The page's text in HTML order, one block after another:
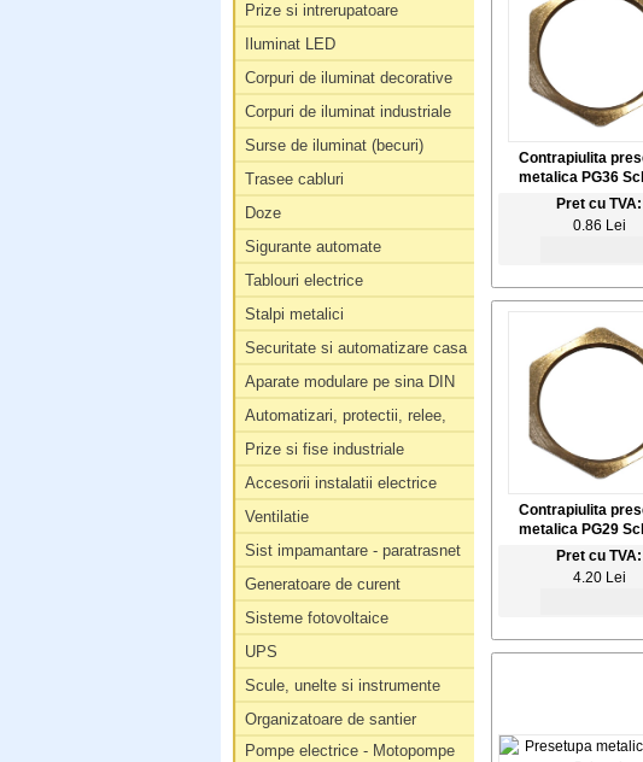
Prize si intrerupatoare
Iluminat LED
Corpuri de iluminat decorative
Corpuri de iluminat industriale
Surse de iluminat (becuri)
Trasee cabluri
Doze
Sigurante automate
Tablouri electrice
Stalpi metalici
Securitate si automatizare casa
Aparate modulare pe sina DIN
Automatizari, protectii, relee,
Prize si fise industriale
Accesorii instalatii electrice
Ventilatie
Sist impamantare - paratrasnet
Generatoare de curent
Sisteme fotovoltaice
UPS
Scule, unelte si instrumente
Organizatoare de santier
Pompe electrice - Motopompe
Contrapiulita
metalica PG36
Pret cu TVA:
0.86 Lei
Contrapiulita
metalica PG29
Pret cu TVA:
4.20 Lei